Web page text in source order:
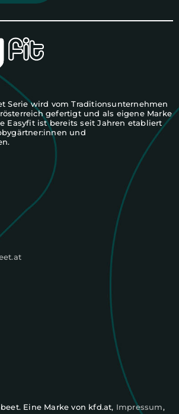
Serie wird vom Traditionsunternehmen
gefertigt und als eigene Marke
Easyfit ist bereits seit Jahren etabliert
und
Eine Marke von kfd.at, Impressum,